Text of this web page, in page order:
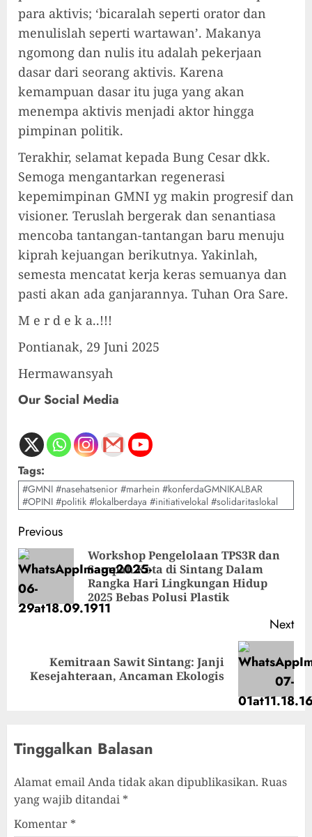
para aktivis; ‘bicaralah seperti orator dan
menulislah seperti wartawan’. Makanya
ngomong dan nulis itu adalah pekerjaan
dasar dari seorang aktivis. Karena
kemampuan dasar itu juga yang akan
menempa aktivis menjadi aktor hingga
pimpinan politik.
Terakhir, selamat kepada Bung Cesar dkk.
Semoga mengantarkan regenerasi
kepemimpinan GMNI yg makin progresif dan
visioner. Teruslah bergerak dan senantiasa
mencoba tantangan-tantangan baru menuju
kiprah kejuangan berikutnya. Yakinlah,
semesta mencatat kerja keras semuanya dan
pasti akan ada ganjarannya. Tuhan Ora Sare.
M e r d e k a..!!!
Pontianak, 29 Juni 2025
Hermawansyah
Our Social Media
Tags:
#GMNI #nasehatsenior #marhein #konferdaGMNIKALBAR
#OPINI #politik #lokalberdaya #initiativelokal #solidaritaslokal
Post
navigation
Previous
Workshop Pengelolaan TPS3R dan
Sampah Kota di Sintang Dalam
Rangka Hari Lingkungan Hidup
2025 Bebas Polusi Plastik
Next
post:
Kemitraan Sawit Sintang: Janji
Kesejahteraan, Ancaman Ekologis
Tinggalkan Balasan
Alamat email Anda tidak akan dipublikasikan. Ruas
yang wajib ditandai *
Komentar *